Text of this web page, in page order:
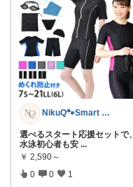
NikuQ🐾Smart Choice
選べるスタート応援セットで、
水泳初心者も安 ...
￥ 2,590～
0 0 1